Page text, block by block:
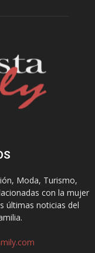
Moda, Turismo,
con la mujer
últimas noticias del